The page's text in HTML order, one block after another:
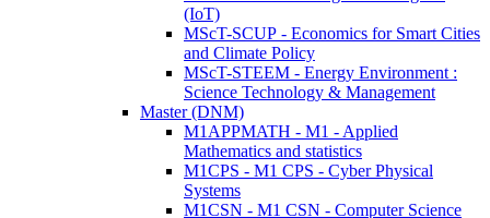
(IoT)
MScT-SCUP - Economics for Smart Cities
and Climate Policy
MScT-STEEM - Energy Environment :
Science Technology & Management
Master (DNM)
M1APPMATH - M1 - Applied
Mathematics and statistics
M1CPS - M1 CPS - Cyber Physical
Systems
M1CSN - M1 CSN - Computer Science